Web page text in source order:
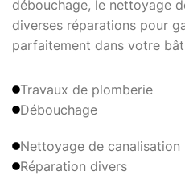
débouchage, le nettoyage
diverses réparations pour
parfaitement dans votre
Travaux de plomberie
Débouchage
Nettoyage de canalisation
Réparation divers